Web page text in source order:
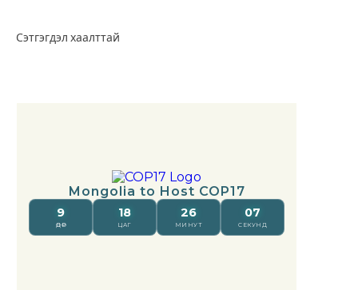
Сэтгэгдэл хаалттай